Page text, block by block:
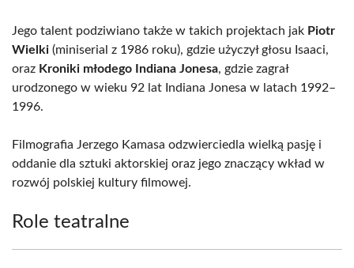
Jego talent podziwiano także w takich projektach jak Piotr
Wielki (miniserial z 1986 roku), gdzie użyczył głosu Isaaci,
oraz Kroniki młodego Indiana Jonesa, gdzie zagrał
urodzonego w wieku 92 lat Indiana Jonesa w latach 1992–
1996.
Filmografia Jerzego Kamasa odzwierciedla wielką pasję i
oddanie dla sztuki aktorskiej oraz jego znaczący wkład w
rozwój polskiej kultury filmowej.
Role teatralne